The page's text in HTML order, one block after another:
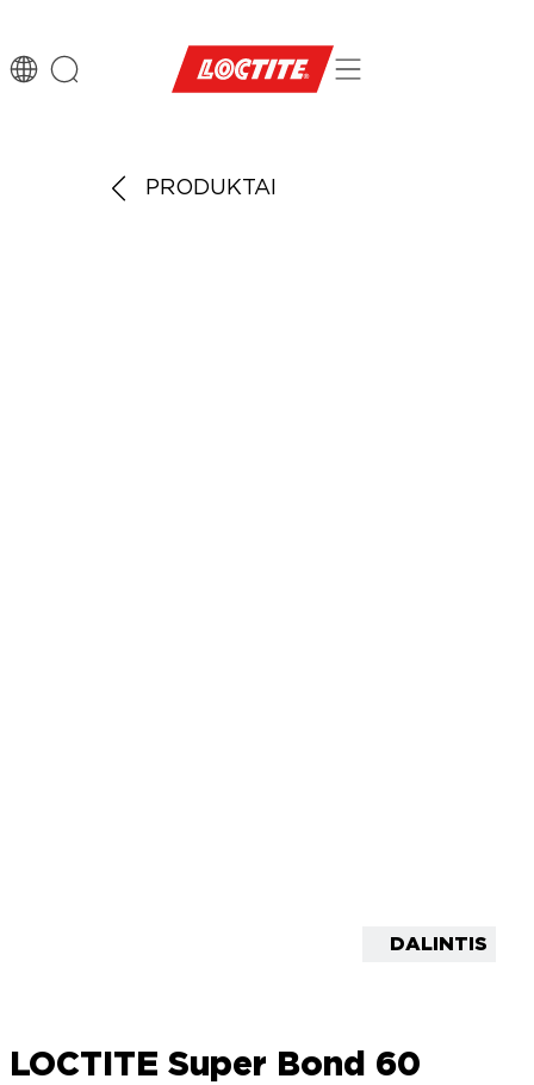
PRODUKTAI
DALINTIS
LOCTITE Super Bond 60